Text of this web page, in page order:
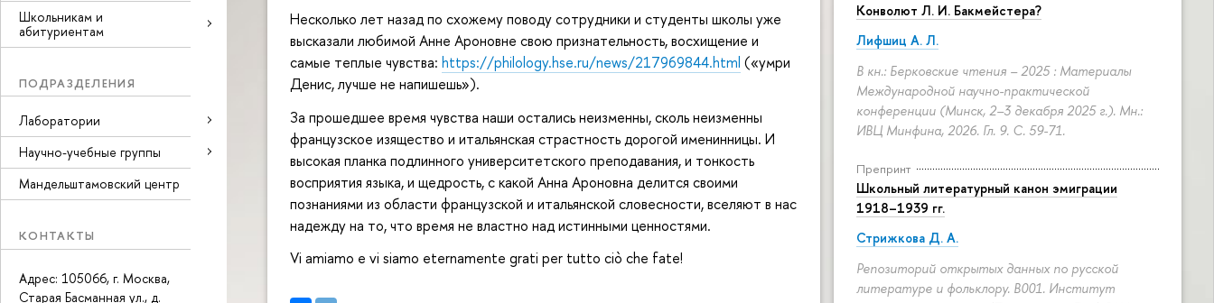
Школьникам и
абитуриентам
ПОДРАЗДЕЛЕНИЯ
Лаборатории
Научно-учебные группы
Мандельштамовский центр
КОНТАКТЫ
Адрес: 105066, г. Москва,
Старая Басманная ул., д.
Конволют Л. И. Бакмейстера?
Лифшиц А. Л.
В кн.: Берковские чтения – 2025 : Материалы
Международной научно-практической
конференции (Минск, 2–3 декабря 2025 г.). Мн.:
ИВЦ Минфина, 2026. Гл. 9. С. 59-71.
Препринт
Школьный литературный канон эмиграции
1918–1939 гг.
Стрижкова Д. А.
Репозиторий открытых данных по русской
литературе и фольклору. B001. Институт
Несколько лет назад по схожему поводу сотрудники и студенты школы уже
высказали любимой Анне Ароновне свою признательность, восхищение и
самые теплые чувства: https://philology.hse.ru/news/217969844.html («умри
Денис, лучше не напишешь»).
За прошедшее время чувства наши остались неизменны, сколь неизменны
французское изящество и итальянская страстность дорогой именинницы. И
высокая планка подлинного университетского преподавания, и тонкость
восприятия языка, и щедрость, с какой Анна Ароновна делится своими
познаниями из области французской и итальянской словесности, вселяют в нас
надежду на то, что время не властно над истинными ценностями.
Vi amiamo e vi siamo eternamente grati per tutto ciò che fate!